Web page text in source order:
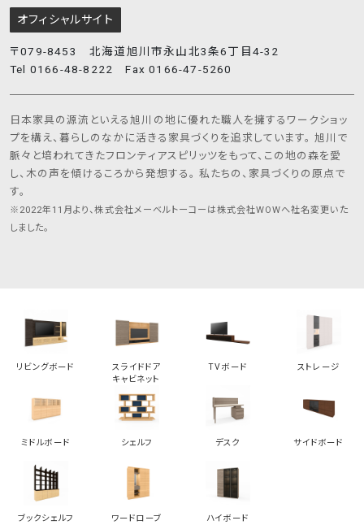
オフィシャルサイト
〒079-8453 北海道旭川市永山北3条6丁目4-32
Tel 0166-48-8222 Fax 0166-47-5260
日本家具の源流といえる旭川の地に優れた職人を擁するワークショッ
プを構え、暮らしのなかに活きる家具づくりを追求しています。 旭川で
脈々と培われてきたフロンティアスピリッツをもって、この地の森を愛
し、木の声を傾けるころから発想する。 私たちの、家具づくりの原点で
す。
※2022年11月より、株式会社メーベルトーコーは株式会社WOWへ社名変更いた
しました。
リビングボード
スライドドア
キャビネット
TVボード ストレージ
ミドルボード シェルフ デスク サイドボード
ブックシェルフ ワードローブ ハイボード